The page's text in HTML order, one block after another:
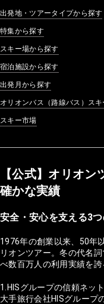
出発地・ツアータイプから探す
特集から探す
スキー場から探す
宿泊施設から探す
出発月から探す
オリオンバス（路線バス）ス
スキー市場
【公式】オリオ
確かな実績
安全・安心を支える3
1976年の創業以来、50年
リオンツアー。冬の代名
べ数百万人の利用実績を誇
1.HISグループの信頼ネッ
大手旅行会社HISグループ